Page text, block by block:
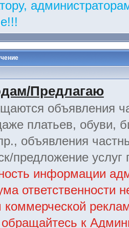
Предлагаю
объявления
платьев, обуви,
объявления
предложение
информации
ответственности
коммерческой
к